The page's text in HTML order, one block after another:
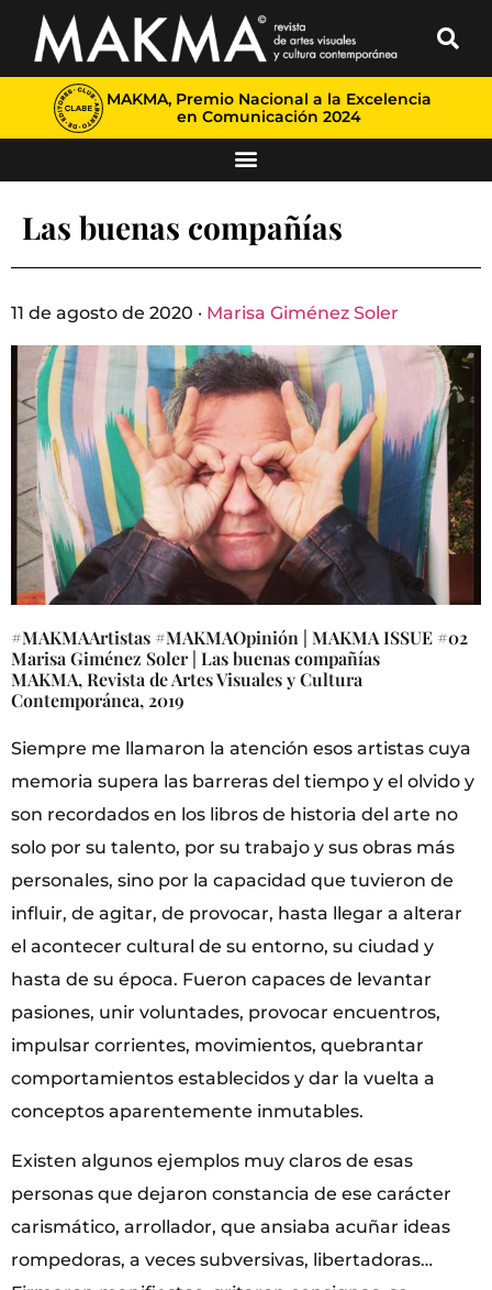
MAKMA, Premio Nacional a la Excelencia
en Comunicación 2024
Las buenas compañías
11 de agosto de 2020 · Marisa Giménez Soler
#MAKMAArtistas #MAKMAOpinión | MAKMA ISSUE #02
Marisa Giménez Soler | Las buenas compañías
MAKMA, Revista de Artes Visuales y Cultura
Contemporánea, 2019
Siempre me llamaron la atención esos artistas cuya
memoria supera las barreras del tiempo y el olvido y
son recordados en los libros de historia del arte no
solo por su talento, por su trabajo y sus obras más
personales, sino por la capacidad que tuvieron de
influir, de agitar, de provocar, hasta llegar a alterar
el acontecer cultural de su entorno, su ciudad y
hasta de su época. Fueron capaces de levantar
pasiones, unir voluntades, provocar encuentros,
impulsar corrientes, movimientos, quebrantar
comportamientos establecidos y dar la vuelta a
conceptos aparentemente inmutables.
Existen algunos ejemplos muy claros de esas
personas que dejaron constancia de ese carácter
carismático, arrollador, que ansiaba acuñar ideas
rompedoras, a veces subversivas, libertadoras…